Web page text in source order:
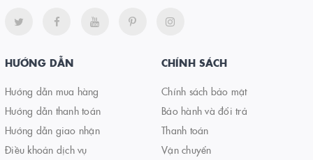
HƯỚNG DẪN
Hướng dẫn mua hàng
Hướng dẫn thanh toán
Hướng dẫn giao nhận
Điều khoản dịch vụ
CHÍNH SÁCH
Chính sách bảo mật
Bảo hành và đổi trả
Thanh toán
Vận chuyển